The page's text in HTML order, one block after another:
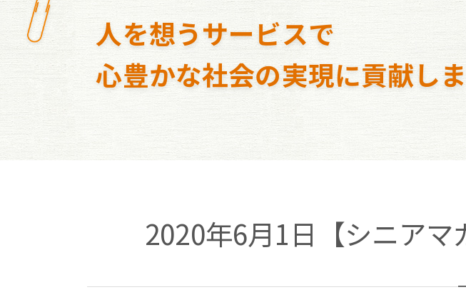
人を想うサービスで
心豊かな社会の実現に貢献し
2020年6月1日【シニア